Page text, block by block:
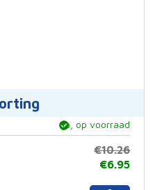
ja, op voorraad
€10.26
€6.95